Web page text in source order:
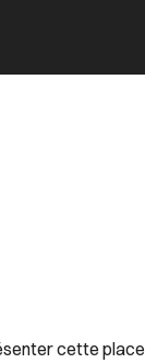
cette